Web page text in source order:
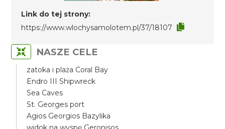
Link do tej strony:
https://www.wlochysamolotem.pl/37/18107
NASZE CELE
zatoka i plaża Coral Bay
Endro III Shipwreck
Sea Caves
St. Georges port
Agios Georgios Bazylika